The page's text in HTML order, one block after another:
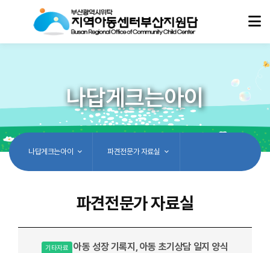
나답게크는아이
나답게크는아이 파견전문가 자료실
파견전문가 자료실
기타자료 아동 성장 기록지, 아동 초기상담 일지 양식